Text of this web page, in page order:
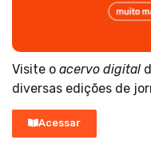
Visite o acervo digital
diversas edições de
Acessar